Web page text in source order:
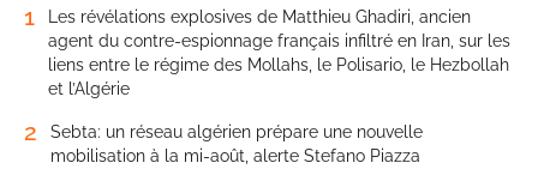
1
Les révélations explosives de Matthieu Ghadiri, ancien
agent du contre-espionnage français infiltré en Iran, sur les
liens entre le régime des Mollahs, le Polisario, le Hezbollah
et l’Algérie
2
Sebta: un réseau algérien prépare une nouvelle
mobilisation à la mi-août, alerte Stefano Piazza